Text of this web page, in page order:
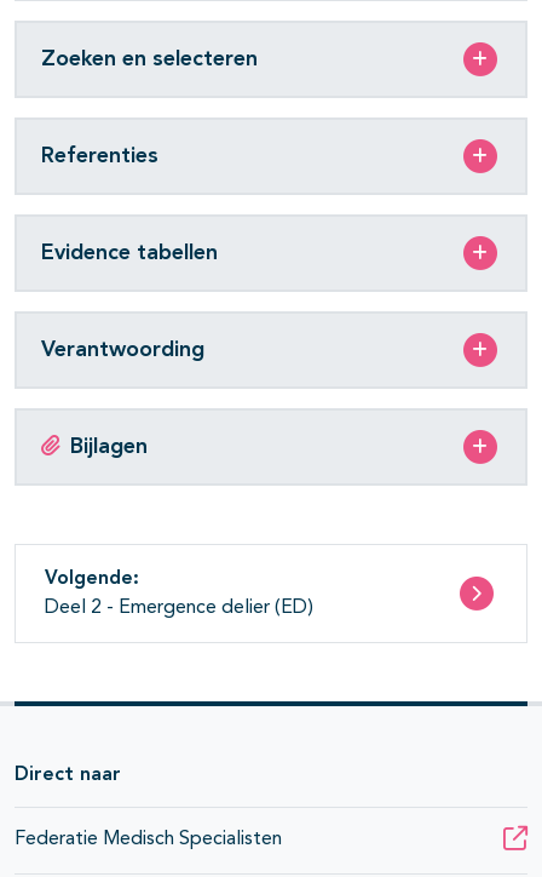
Zoeken en selecteren
Referenties
Evidence tabellen
Verantwoording
Bijlagen
Volgende:
Deel 2 - Emergence delier (ED)
Direct naar
Federatie Medisch Specialisten